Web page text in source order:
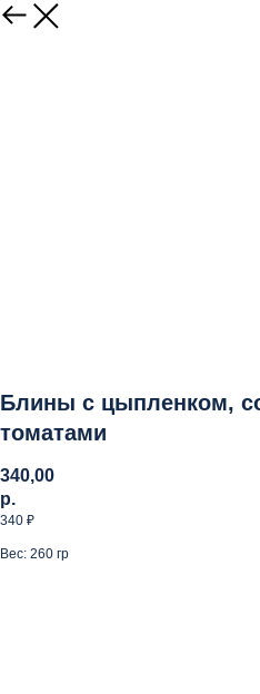
Блины с цыпленком,
томатами
340,00
р.
340 ₽
Вес: 260 гр